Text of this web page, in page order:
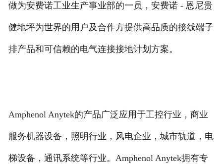
做为安费诺工业生产事业部的一员，安费诺 - 恩尼贵
健地坪为世界的用户及合作方提供高品质的接线端子
排产品和可信赖的电气连接接地计划方案。
Amphenol Anytek的产品广泛应用于工控行业，商业
服务机器设备，照明行业，风电企业，城市轨道，电
梯设备，通讯系统等行业。Amphenol Anytek拥有专